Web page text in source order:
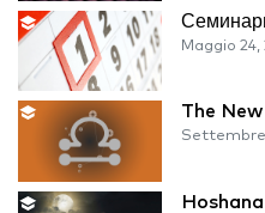
Maggio 24,
The
Settembre